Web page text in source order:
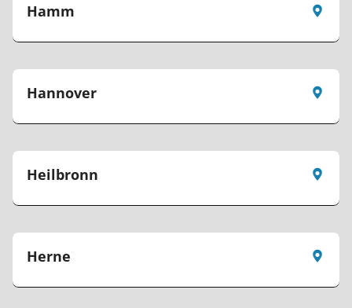
Hamm
Hannover
Heilbronn
Herne